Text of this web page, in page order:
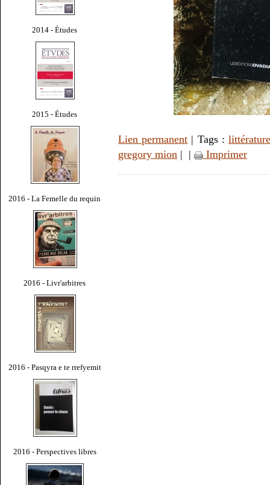
2014 - Études
2015 - Études
2016 - La Femelle du requin
2016 - Livr'arbitres
2016 - Pasqyra e te rrefyemit
2016 - Perspectives libres
Lien permanent | Tags : littérature
gregory mion | | Imprimer